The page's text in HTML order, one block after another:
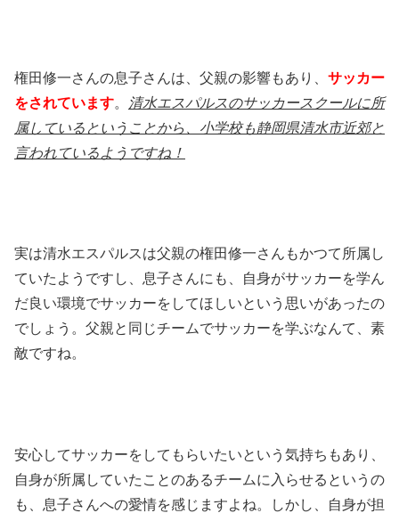
権田修一さんの息子さんは、父親の影響もあり、 サッカー
をされています。
清水エスパルスのサッカースクールに所
属しているということから、小学校も静岡県清水市近郊と
言われているようですね！
実は清水エスパルスは父親の権田修一さんもかつて所属し
ていたようですし、息子さんにも、自身がサッカーを学ん
だ良い環境でサッカーをしてほしいという思いがあったの
でしょう。父親と同じチームでサッカーを学ぶなんて、素
敵ですね。
安心してサッカーをしてもらいたいという気持ちもあり、
自身が所属していたことのあるチームに入らせるというの
も、息子さんへの愛情を感じますよね。しかし、自身が担